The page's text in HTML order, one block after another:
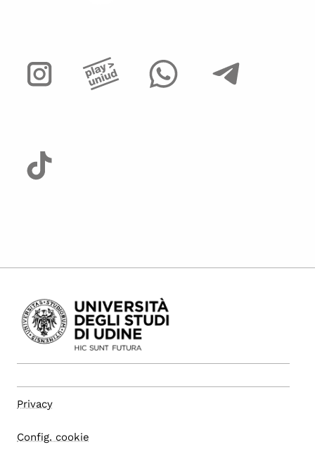
Privacy
Config. cookie